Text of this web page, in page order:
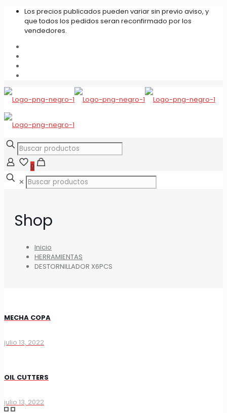
Los precios publicados pueden variar sin previo aviso, y
que todos los pedidos seran reconfirmado por los
vendedores.
0
✕
Shop
Inicio
HERRAMIENTAS
DESTORNILLADOR X6PCS
MECHA COPA
julio 13, 2022
OIL CUTTERS
julio 13, 2022